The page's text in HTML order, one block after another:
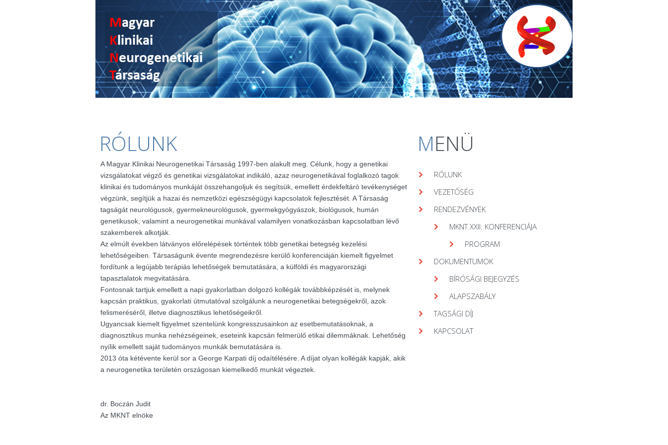
RÓLUNK
A Magyar Klinikai Neurogenetikai Társaság 1997-ben alakult meg. Célunk, hogy a genetikai
vizsgálatokat végző és genetikai vizsgálatokat indikáló, azaz neurogenetikával foglalkozó tagok
klinikai és tudományos munkáját összehangoljuk és segítsük, emellett érdekfeltáró tevékenységet
végzünk, segítjük a hazai és nemzetközi egészségügyi kapcsolatok fejlesztését. A Társaság
tagságát neurológusok, gyermekneurológusok, gyermekgyógyászok, biológusok, humán
genetikusok, valamint a neurogenetikai munkával valamilyen vonatkozásban kapcsolatban lévő
szakemberek alkotják.
Az elmúlt években látványos előrelépések történtek több genetikai betegség kezelési
lehetőségeiben. Társaságunk évente megrendezésre kerülő konferenciáján kiemelt figyelmet
fordítunk a legújabb terápiás lehetőségek bemutatására, a külföldi és magyarországi
tapasztalatok megvitatására.
Fontosnak tartjuk emellett a napi gyakorlatban dolgozó kollégák továbbképzését is, melynek
kapcsán praktikus, gyakorlati útmutatóval szolgálunk a neurogenetikai betegségekről, azok
felismeréséről, illetve diagnosztikus lehetőségeikről.
Ugyancsak kiemelt figyelmet szentelünk kongresszusainkon az esetbemutatásoknak, a
diagnosztikus munka nehézségeinek, eseteink kapcsán felmerülő etikai dilemmáknak. Lehetőség
nyílik emellett saját tudományos munkák bemutatására is.
2013 óta kétévente kerül sor a George Karpati díj odaítélésére. A díjat olyan kollégák kapják, akik
a neurogenetika területén országosan kiemelkedő munkát végeztek.
dr. Boczán Judit
Az MKNT elnöke
MENÜ
RÓLUNK
VEZETŐSÉG
RENDEZVÉNYEK
MKNT XXII. KONFERENCIÁJA
PROGRAM
DOKUMENTUMOK
BÍRÓSÁGI BEJEGYZÉS
ALAPSZABÁLY
TAGSÁGI DÍJ
KAPCSOLAT